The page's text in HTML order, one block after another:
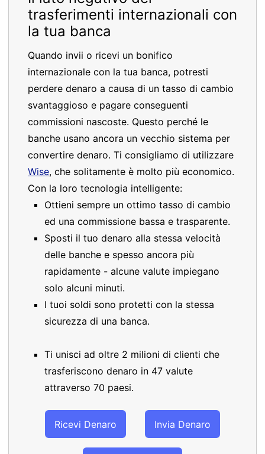
trasferimenti internazionali con
la tua banca
Quando invii o ricevi un bonifico
internazionale con la tua banca, potresti
perdere denaro a causa di un tasso di cambio
svantaggioso e pagare conseguenti
commissioni nascoste. Questo perché le
banche usano ancora un vecchio sistema per
convertire denaro. Ti consigliamo di utilizzare
Wise, che solitamente è molto più economico.
Con la loro tecnologia intelligente:
Ottieni sempre un ottimo tasso di cambio
ed una commissione bassa e trasparente.
Sposti il tuo denaro alla stessa velocità
delle banche e spesso ancora più
rapidamente - alcune valute impiegano
solo alcuni minuti.
I tuoi soldi sono protetti con la stessa
sicurezza di una banca.
Ti unisci ad oltre 2 milioni di clienti che
trasferiscono denaro in 47 valute
attraverso 70 paesi.
Ricevi Denaro Invia Denaro